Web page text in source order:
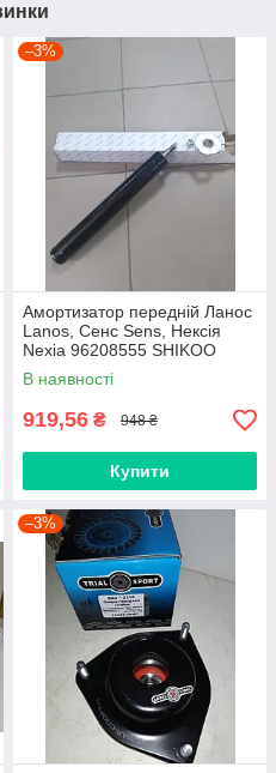
–3%
Амортизатор передній Ланос
Lanos, Сенс Sens, Нексія
Nexia 96208555 SHIKOO
В наявності
919,56 ₴ 948 ₴
Купити
–3%